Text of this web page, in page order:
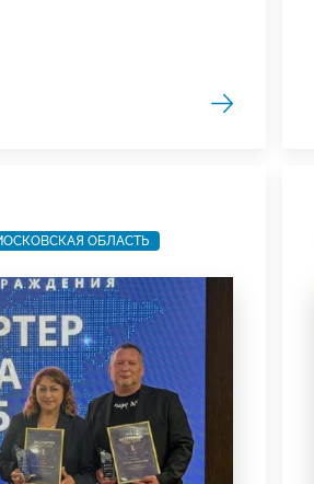
ОБЛАСТЬ